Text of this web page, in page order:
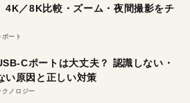
4K／8K比較・ズーム・夜間撮影をチ
ポート
Cポートは大丈夫？ 認識しない・
い原因と正しい対策
クノロジー